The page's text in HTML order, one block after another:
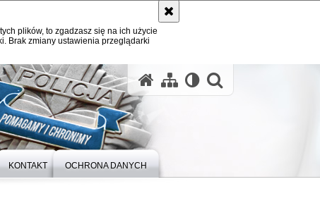
plików, to zgadzasz się na ich użycie
Brak zmiany ustawienia przeglądarki
KONTAKT OCHRONA DANYCH